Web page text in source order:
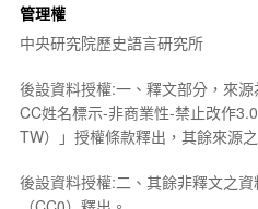
管理權
中央研究院歷史語言研究所
後設資料授權:一、釋文部分，來
CC姓名標示-非商業性-禁止改作
TW）」授權條款釋出，其餘來源
後設資料授權:二、其餘非釋文之